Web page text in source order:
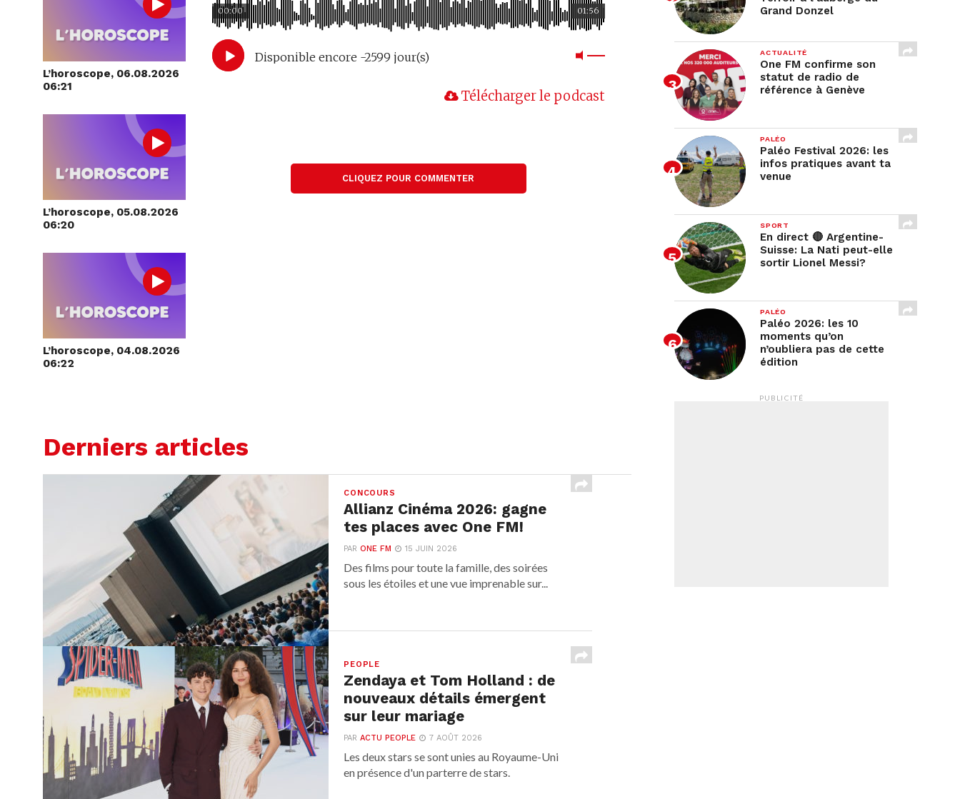
L’horoscope, 06.08.2026
06:21
L’horoscope, 05.08.2026
06:20
L’horoscope, 04.08.2026
06:22
01:56
00:00
Disponible encore -2599 jour(s)
Télécharger le podcast
CLIQUEZ POUR COMMENTER
Derniers articles
CONCOURS
Allianz Cinéma 2026: gagne
tes places avec One FM!
PARONE FM 15 JUIN 2026
Des films pour toute la famille, des soirées
sous les étoiles et une vue imprenable sur...
PEOPLE
Zendaya et Tom Holland : de
nouveaux détails émergent
sur leur mariage
PARACTU PEOPLE 7 AOÛT 2026
Les deux stars se sont unies au Royaume-Uni
en présence d'un parterre de stars.
Grand Donzel
ACTUALITÉ
One FM confirme son
statut de radio de
référence à Genève
PALÉO
Paléo Festival 2026: les
infos pratiques avant ta
venue
SPORT
En direct 🔴 Argentine-
Suisse: La Nati peut-elle
sortir Lionel Messi?
PALÉO
Paléo 2026: les 10
moments qu’on
n’oubliera pas de cette
édition
PUBLICITÉ